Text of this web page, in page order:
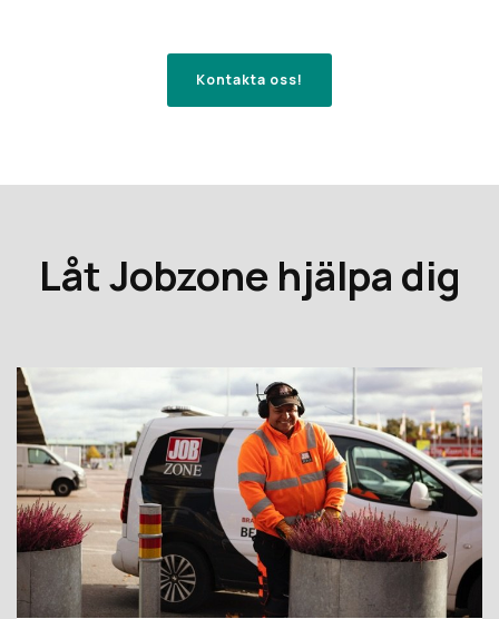
Kontakta oss!
Låt Jobzone hjälpa dig